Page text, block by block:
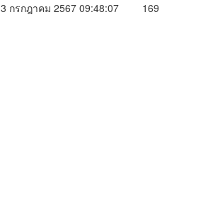
3 กรกฎาคม 2567 09:48:07 169